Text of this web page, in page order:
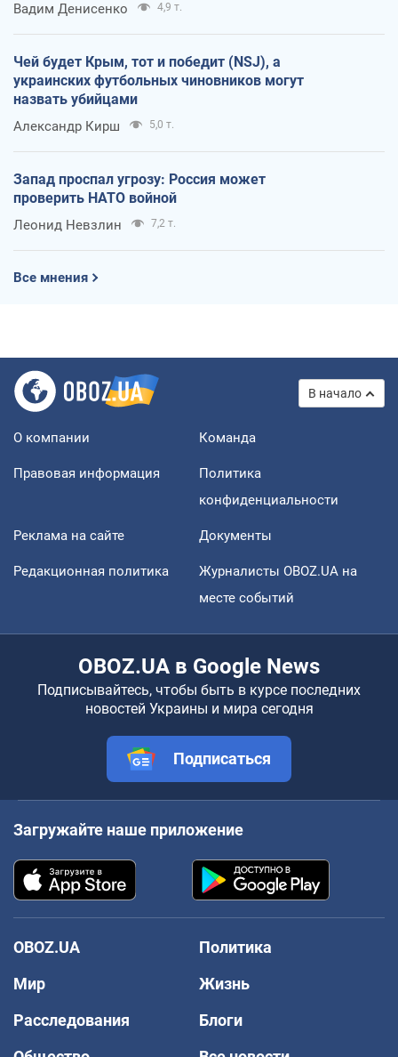
Вадим Денисенко 4,9 т.
Чей будет Крым, тот и победит (NSJ), а
украинских футбольных чиновников могут
назвать убийцами
Александр Кирш 5,0 т.
Запад проспал угрозу: Россия может
проверить НАТО войной
Леонид Невзлин 7,2 т.
Все мнения
В начало
О компании Команда
Правовая информация
Политика
конфиденциальности
Реклама на сайте Документы
Редакционная политика
Журналисты OBOZ.UA на
месте событий
OBOZ.UA в Google News
Подписывайтесь, чтобы быть в курсе последних
новостей Украины и мира сегодня
Подписаться
Загружайте наше приложение
OBOZ.UA
Политика
Мир
Жизнь
Расследования
Блоги